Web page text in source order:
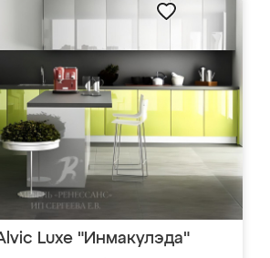
Luxe "Инмакулэда"